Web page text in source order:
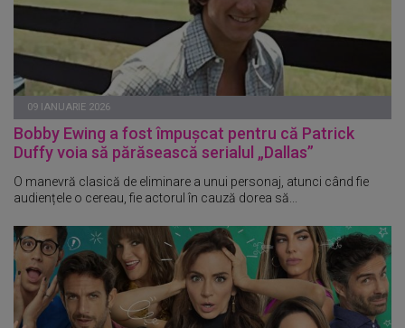
09 IANUARIE 2026
Bobby Ewing a fost împușcat pentru că Patrick
Duffy voia să părăsească serialul „Dallas”
O manevră clasică de eliminare a unui personaj, atunci când fie
audiențele o cereau, fie actorul în cauză dorea să...